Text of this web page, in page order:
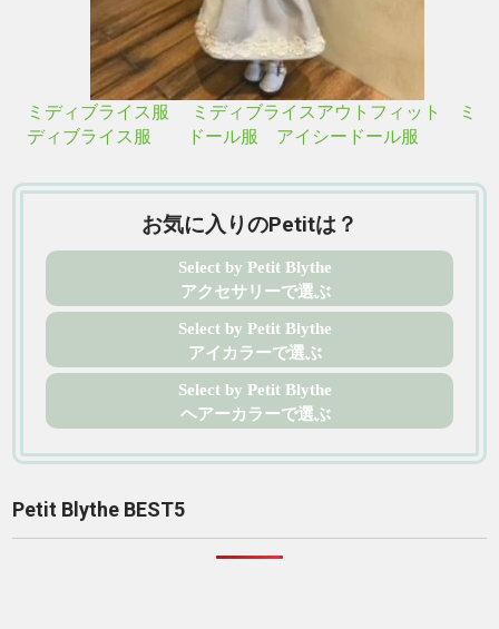
ミディブライス服 ミディブライスアウトフィット ミ
ディブライス服 ドール服 アイシードール服
お気に入りのPetitは？
Select by Petit Blythe
アクセサリーで選ぶ
Select by Petit Blythe
アイカラーで選ぶ
Select by Petit Blythe
ヘアーカラーで選ぶ
Petit Blythe BEST5